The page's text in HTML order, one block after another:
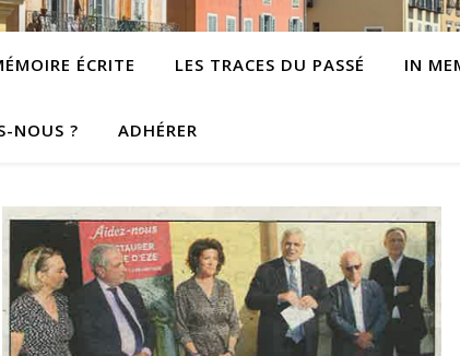
ÉCRITE LES TRACES DU PASSÉ IN
NOUS ? ADHÉRER